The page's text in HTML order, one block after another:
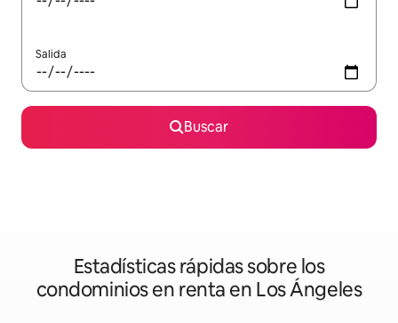
Salida
Buscar
Estadísticas rápidas sobre los
condominios en renta en Los Ángeles